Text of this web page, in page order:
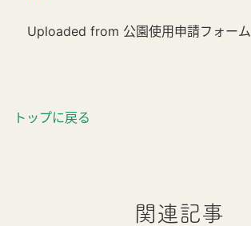
Uploaded from 公園使用申請フォーム
トップに戻る
関連記事